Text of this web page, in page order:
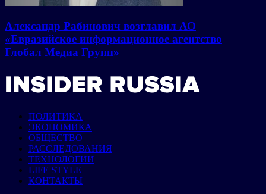
Александр Рабинович возглавил АО
«Евразийское информационное агентство
Глобал Медиа Групп»
ПОЛИТИКА
ЭКОНОМИКА
ОБЩЕСТВО
РАССЛЕДОВАНИЯ
ТЕХНОЛОГИИ
LIFE STYLE
КОНТАКТЫ